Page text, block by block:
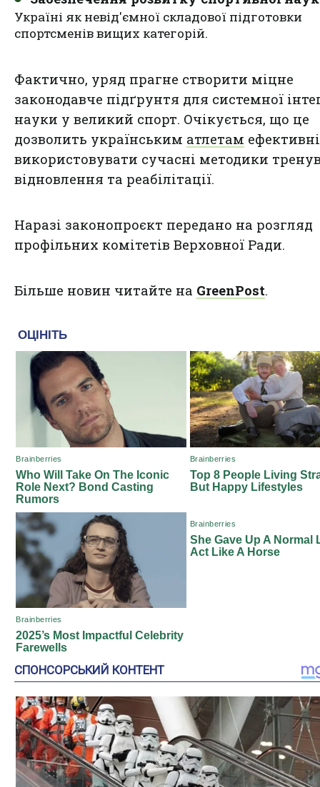
Україні як невід'ємної складової підготовки
спортсменів вищих категорій.
Фактично, уряд прагне створити міцне
законодавче підґрунтя для системної
науки у великий спорт. Очікується, що це
дозволить українським атлетам
використовувати сучасні методики
відновлення та реабілітації.
Наразі законопроєкт передано на розгляд
профільних комітетів Верховної Ради.
Більше новин читайте на GreenPost.